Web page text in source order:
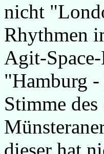
nicht
Rhythmen
Agit-
"Hamburg
Stimme